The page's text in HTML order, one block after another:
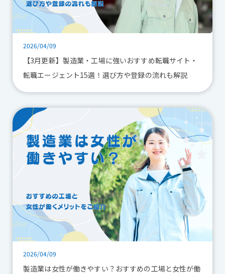
2026/04/09
【3月更新】製造業・工場に強いおすすめ転職サイト・
転職エージェント15選！選び方や登録の流れも解説
2026/04/09
製造業は女性が働きやすい？おすすめの工場と女性が働